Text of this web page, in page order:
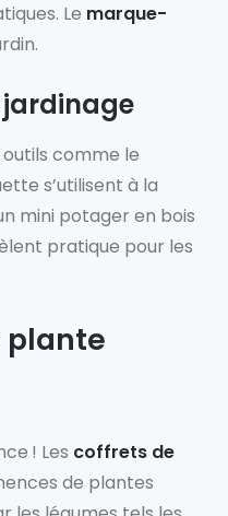
Le marque-
jardinage
comme le
s’utilisent à la
mini potager en bois
pratique pour les
plante
! Les coffrets de
de plantes